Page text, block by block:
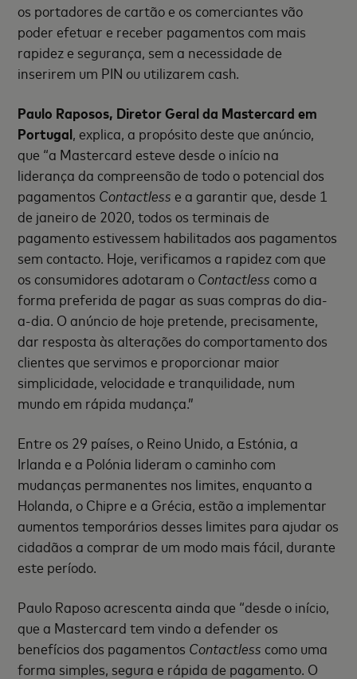
os portadores de cartão e os comerciantes vão
poder efetuar e receber pagamentos com mais
rapidez e segurança, sem a necessidade de
inserirem um PIN ou utilizarem cash.
Paulo Raposos, Diretor Geral da Mastercard em
Portugal, explica, a propósito deste que anúncio,
que “a Mastercard esteve desde o início na
liderança da compreensão de todo o potencial dos
pagamentos Contactless e a garantir que, desde 1
de janeiro de 2020, todos os terminais de
pagamento estivessem habilitados aos pagamentos
sem contacto. Hoje, verificamos a rapidez com que
os consumidores adotaram o Contactless como a
forma preferida de pagar as suas compras do dia-
a-dia. O anúncio de hoje pretende, precisamente,
dar resposta às alterações do comportamento dos
clientes que servimos e proporcionar maior
simplicidade, velocidade e tranquilidade, num
mundo em rápida mudança.”
Entre os 29 países, o Reino Unido, a Estónia, a
Irlanda e a Polónia lideram o caminho com
mudanças permanentes nos limites, enquanto a
Holanda, o Chipre e a Grécia, estão a implementar
aumentos temporários desses limites para ajudar os
cidadãos a comprar de um modo mais fácil, durante
este período.
Paulo Raposo acrescenta ainda que “desde o início,
que a Mastercard tem vindo a defender os
benefícios dos pagamentos Contactless como uma
forma simples, segura e rápida de pagamento. O